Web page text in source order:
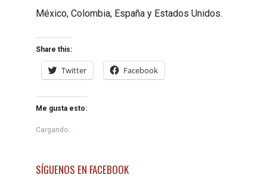
México, Colombia, España y Estados Unidos.
Share this:
Twitter Facebook
Me gusta esto:
Cargando...
SÍGUENOS EN FACEBOOK